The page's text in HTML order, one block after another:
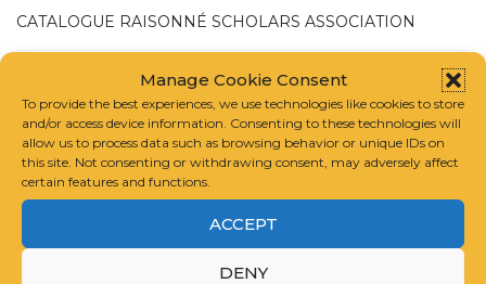
Manage Cookie Consent
To provide the best experiences, we use technologies like cookies to store
and/or access device information. Consenting to these technologies will
allow us to process data such as browsing behavior or unique IDs on
this site. Not consenting or withdrawing consent, may adversely affect
certain features and functions.
ACCEPT
DENY
CATALOGUE RAISONNÉ SCHOLARS ASSOCIATION
INTERNATIONAL FOUNDATION FOR ART RESEARCH
GUIDELINES FOR COMPILING A CATALOGUE RAISONNÉ